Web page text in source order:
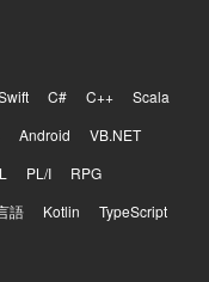
C# C++
Scala
Android
VB.NET
PL/I
RPG
語 Kotlin
TypeScript